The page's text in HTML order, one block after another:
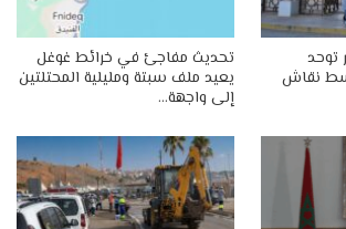
توحد
نقاش
تحديث مفاجئ في خرائط غوغل
يعيد ملف سبتة ومليلية المحتلتين
إلى واجهة…